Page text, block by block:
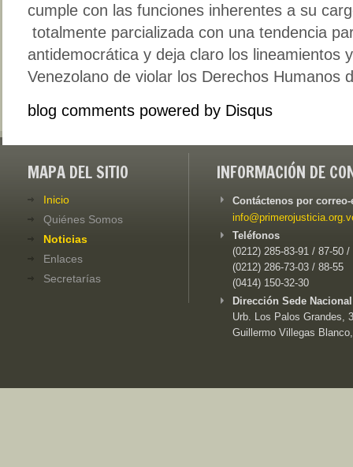
cumple con las funciones inherentes a su
totalmente parcializada con una tendencia
antidemocrática y deja claro los lineamientos
Venezolano de violar los Derechos Humanos
blog comments powered by Disqus
MAPA DEL SITIO
Inicio
Quiénes Somos
Noticias
Enlaces
Secretarías
INFORMACIÓN DE
Contáctenos por
Teléfonos
(0212) 285-83-91 / 87-50 /
(0212) 286-73-03 / 88-55
(0414) 150-32-30
Dirección Sede
Urb. Los Palos Grandes,
Guillermo Villegas